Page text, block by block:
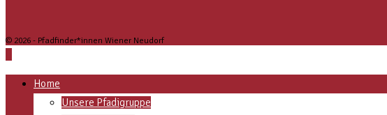
© 2026 - Pfadfinder*innen Wiener Neudorf
Home
Unsere Pfadigruppe